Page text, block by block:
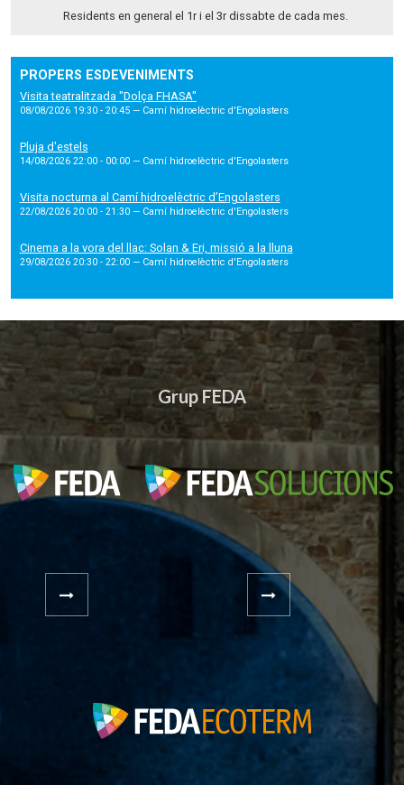
Residents en general el 1r i el 3r dissabte de cada mes.
PROPERS ESDEVENIMENTS
Visita teatralitzada "Dolça FHASA"
08/08/2026 19:30 - 20:45 — Camí hidroelèctric d'Engolasters
Pluja d'estels
14/08/2026 22:00 - 00:00 — Camí hidroelèctric d'Engolasters
Visita nocturna al Camí hidroelèctric d’Engolasters
22/08/2026 20:00 - 21:30 — Camí hidroelèctric d'Engolasters
Cinema a la vora del llac: Solan & Eri, missió a la lluna
29/08/2026 20:30 - 22:00 — Camí hidroelèctric d'Engolasters
Grup FEDA